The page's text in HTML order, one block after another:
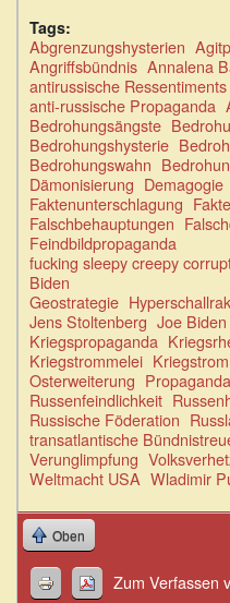
Tags:
Abgrenzungshysterien
Angriffsbündnis Annalena
antirussische Ressentiments
anti-russische Propaganda
Bedrohungsängste
Bedrohungshysterie
Bedrohungswahn
Dämonisierung Demagogie
Faktenunterschlagung
Falschbehauptungen
Feindbildpropaganda
fucking sleepy creepy
Biden
Geostrategie
Jens Stoltenberg Joe Biden
Kriegspropaganda
Kriegstrommelei
Osterweiterung
Russenfeindlichkeit
Russische Föderation
transatlantische
Verunglimpfung
Weltmacht USA Wladimir
Oben
Zum Verfassen